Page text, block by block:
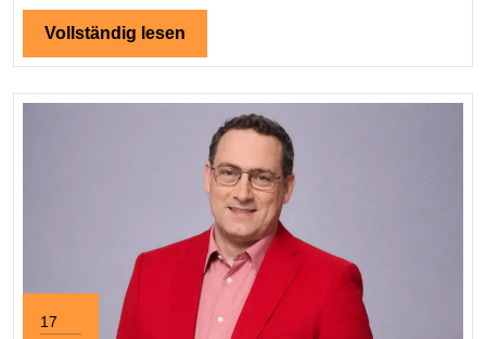
Arbeit
und
Wirkung
Vollständig lesen
lesen
17